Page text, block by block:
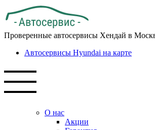
Проверенные автосервисы Хендай в
Автосервисы Hyundai на карте
О нас
Акции